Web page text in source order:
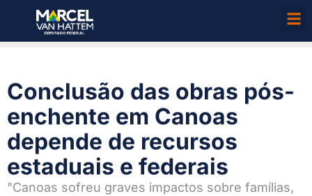
Conclusão das obras pós-
enchente em Canoas
depende de recursos
estaduais e federais
"Canoas sofreu graves impactos sobre famílias,